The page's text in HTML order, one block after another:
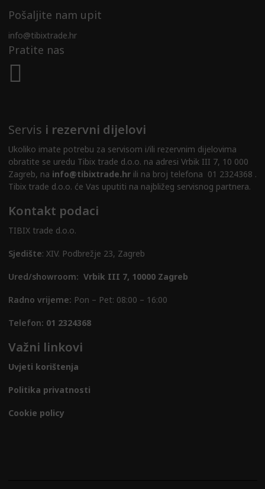
Pošaljite nam upit
info@tibixtrade.hr
Pratite nas
Servis i rezervni dijelovi
Ukoliko imate potrebu za servisom i/ili rezervnim dijelovima
obratite se uredu Tibix trade d.o.o. na adresi Vrbik III 7, 10 000
Zagreb, na info@tibixtrade.hrili na broj telefona 01 2324368 .
Tibix trade d.o.o. će Vas uputiti na najbližeg servisnog partnera.
Kontakt podaci
TIBIX trade d.o.o.
Sjedište: XIV. Podbrežje 23, Zagreb
Ured/showroom: Vrbik III 7, 10000 Zagreb
Radno vrijeme: Pon – Pet: 08:00 – 16:00
Telefon: 01 2324368
Važni linkovi
Uvjeti korištenja
Politika privatnosti
Cookie policy